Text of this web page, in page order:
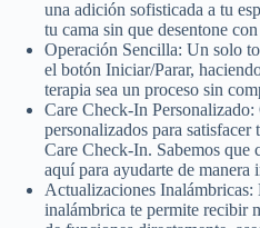
una adición sofisticada a tu
tu cama sin que desentone
Operación Sencilla: Un solo
el botón Iniciar/Parar,
terapia sea un proceso sin
Care Check-In Personalizado:
personalizados para satisfacer
Care Check-In. Sabemos que
aquí para ayudarte de manera
Actualizaciones Inalámbricas:
inalámbrica te permite recibir